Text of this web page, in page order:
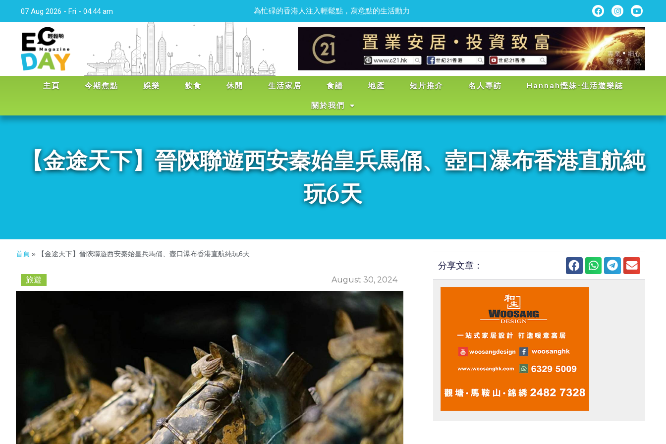
07 Aug 2026 - Fri - 04:44 am 為忙碌的香港人注入輕 鬆點，寫意點的生活
主頁 今期焦點 娛樂 飲食 休閒 生活家居 食譜 地產 短片推介 名人專訪 Hannah慳妹-生活遊樂誌
關於我們
【金途天下】晉陝聯遊西安秦始皇兵馬俑、壺口瀑布香港直航純
玩6天
首頁 » 【金途天下】晉陝聯遊西安秦始皇兵馬俑、壺口瀑布香港直航純玩6天
旅遊 August 30, 2024
分享文章：